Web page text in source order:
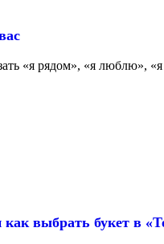
«я рядом», «я люблю»,
выбрать букет в